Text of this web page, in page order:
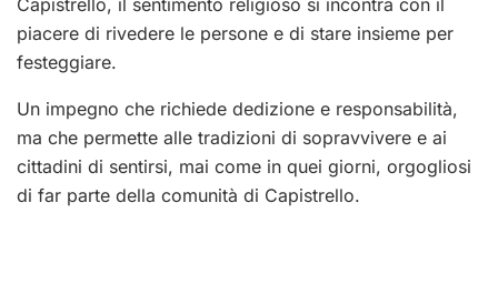
piacere di rivedere le persone e di stare insieme per
festeggiare.
Un impegno che richiede dedizione e responsabilità,
ma che permette alle tradizioni di sopravvivere e ai
cittadini di sentirsi, mai come in quei giorni, orgogliosi
di far parte della comunità di Capistrello.